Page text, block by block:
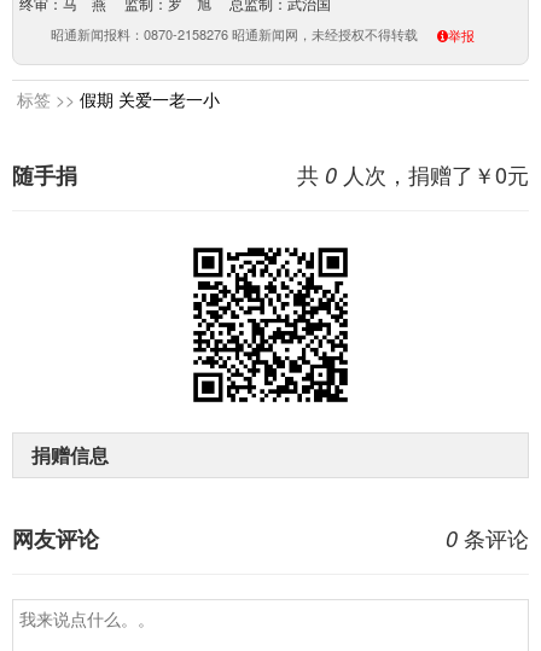
终审：马 燕 监制：罗 旭 总监制：武治国
昭通新闻报料：0870-2158276 昭通新闻网，未经授权不得转载 举报
标签 >> 假期 关爱一老一小
共 0 人次，捐赠了￥0元
随手捐
捐赠信息
0 条评论
网友评论